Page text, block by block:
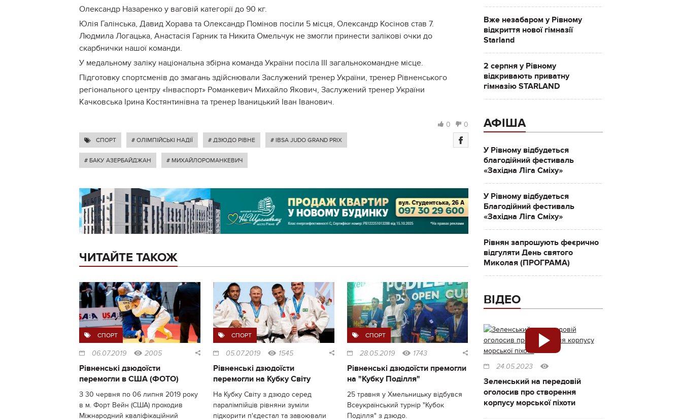
Олександр Назаренко у ваговій категорії до 90 кг.
Юлія Галінська, Давид Хорава та Олександр Помінов посіли 5 місця, Олександр Косінов став 7.
Людмила Логацька, Анастасія Гарник та Никита Омельчук не змогли принести залікові очки до
скарбнички нашої команди.
У медальному заліку національна збірна команда України посіла ІІІ загальнокомандне місце.
Підготовку спортсменів до змагань здійснювали Заслужений тренер України, тренер Рівненського
регіонального центру «Інваспорт» Романкевич Михайло Якович, Заслужений тренер України
Качковська Ірина Костянтинівна та тренер Іваницький Іван Іванович.
0 0
СПОРТ # ОЛІМПІЙСЬКІ НАДІЇ # ДЗЮДО РІВНЕ # IBSA JUDO GRAND PRIX
# БАКУ АЗЕРБАЙДЖАН # МИХАЙЛОРОМАНКЕВИЧ
ЧИТАЙТЕ ТАКОЖ
СПОРТ
06.07.2019 2005
Рівненські дзюдоїсти
перемогли в США (ФОТО)
З 30 червня по 06 липня 2019 року
в м. Форт Вейн (США) проходив
Міжнародний кваліфікаційний
СПОРТ
05.07.2019 1545
Рівненські дзюдоїсти
перемогли на Кубку Світу
На Кубку Світу з дзюдо серед
паралімпійців рівняни зуміли
підкорити п'єдестал та завоювали
СПОРТ
28.05.2019 1743
Рівненські дзюдоїсти премогли
на "Кубку Поділля"
25 травня у Хмельницьку відбувся
Всеукраїнський турнір "Кубок
Поділля" з дзюдо.
Вже незабаром у Рівному
відкриття нової гімназії
Starland
2 серпня у Рівному
відкривають приватну
гімназію STARLAND
АФІША
У Рівному відбудеться
благодійний фестиваль
«Західна Ліга Сміху»
У Рівному відбудеться
Благодійний фестиваль
«Західна Ліга Сміху»
Рівнян запрошують феєрично
відгуляти День святого
Миколая (ПРОГРАМА)
ВІДЕО
24.05.2023
Зеленський на передовій
оголосив про створення
корпусу морської піхоти